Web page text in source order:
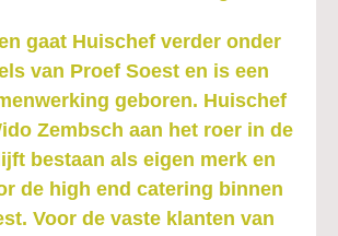
gaat Huischef verder onder
van Proef Soest en is een
geboren. Huischef
Zembsch aan het roer in de
bestaan als eigen merk en
de high end catering binnen
Voor de vaste klanten van